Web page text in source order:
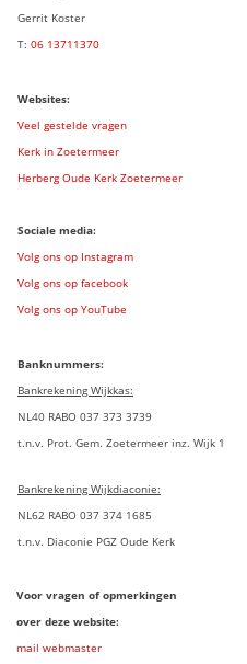
Gerrit Koster
T: 06 13711370
Websites:
Veel gestelde vragen
Kerk in Zoetermeer
Herberg Oude Kerk Zoetermeer
Sociale media:
Volg ons op Instagram
Volg ons op facebook
Volg ons op YouTube
Banknummers:
Bankrekening Wijkkas:
NL40 RABO 037 373 3739
t.n.v. Prot. Gem. Zoetermeer inz. Wijk 1
Bankrekening Wijkdiaconie:
NL62 RABO 037 374 1685
t.n.v. Diaconie PGZ Oude Kerk
Voor vragen of opmerkingen
over deze website:
mail webmaster